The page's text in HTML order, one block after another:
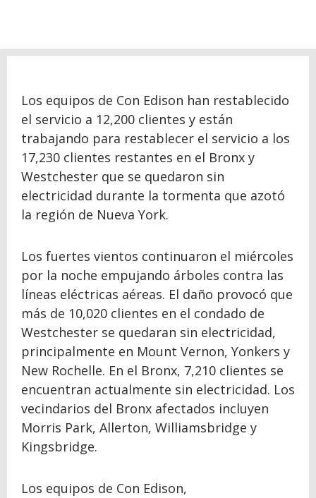
Los equipos de Con Edison han restablecido
el servicio a 12,200 clientes y están
trabajando para restablecer el servicio a los
17,230 clientes restantes en el Bronx y
Westchester que se quedaron sin
electricidad durante la tormenta que azotó
la región de Nueva York.
Los fuertes vientos continuaron el miércoles
por la noche empujando árboles contra las
líneas eléctricas aéreas. El daño provocó que
más de 10,020 clientes en el condado de
Westchester se quedaran sin electricidad,
principalmente en Mount Vernon, Yonkers y
New Rochelle. En el Bronx, 7,210 clientes se
encuentran actualmente sin electricidad. Los
vecindarios del Bronx afectados incluyen
Morris Park, Allerton, Williamsbridge y
Kingsbridge.
Los equipos de Con Edison,